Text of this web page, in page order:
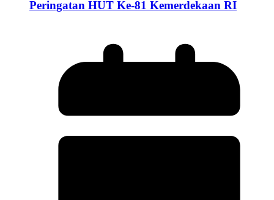
Peringatan HUT Ke-81 Kemerdekaan RI